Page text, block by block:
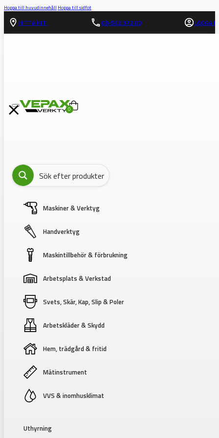
Hoppa till huvudinnehåll Hoppa till sidfot
HITTA HIT! 08-562 372 00 LOGGA IN
0
Maskiner & Verktyg
Handverktyg
Maskintillbehör & förbrukning
Arbetsplats & Verkstad
Svets, Skär, Kap, Slip & Poler
Arbetskläder & Skydd
Hem, trädgård & fritid
Mätinstrument
VVS & inomhusklimat
Uthyrning